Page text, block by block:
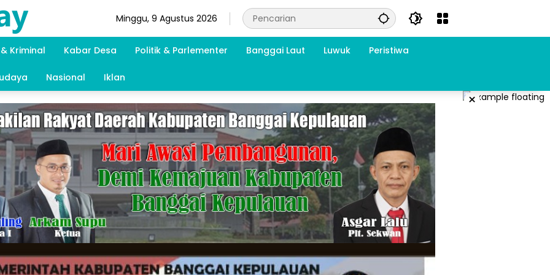
Minggu, 9 Agustus 2026
Kriminal Kabar Desa Politik & Parlementer Banggai Laut Luwuk Peristiwa
Nasional Iklan
×